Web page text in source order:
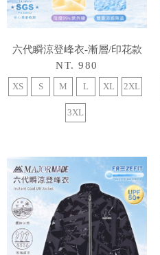
六代瞬涼登峰衣-漸層/印花款
NT. 980
XS S M L XL 2XL
3XL